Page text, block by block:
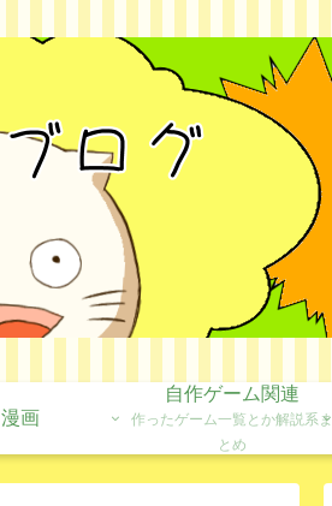
漫画
自作ゲーム関連
作ったゲーム一覧とか解説系ま
とめ